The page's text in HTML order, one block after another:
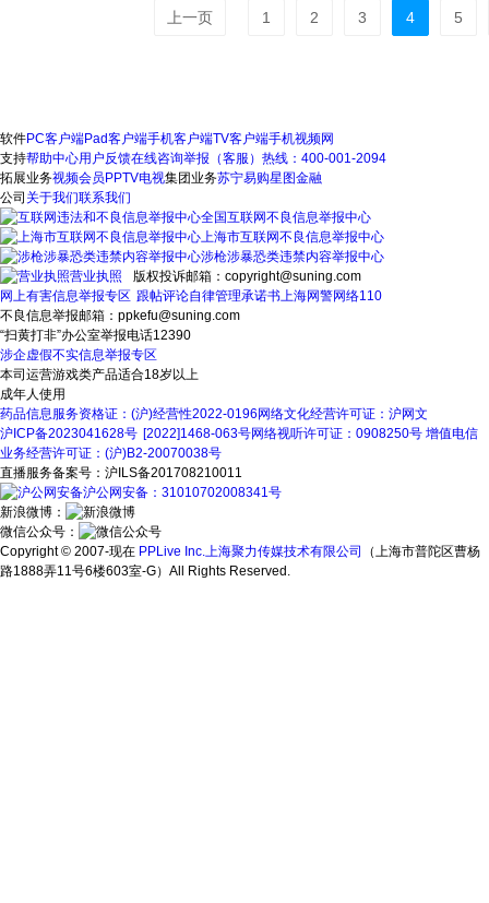
上一页 1 2 3 4 5
软件PC客户端Pad客户端手机客户端TV客户端手机视频网
支持帮助中心用户反馈在线咨询举报（客服）热线：400-001-2094
拓展业务视频会员 PPTV电视集团业务苏宁易购星图金融
公司 关于我们联系我们
全国互联网不良信息举报中心
上海市互联网不良信息举报中心
涉枪涉暴恐类违禁内容举报中心
营业执照
版权投诉邮箱：copyright@suning.com
跟帖评论自律管理承诺书
网上有害信息举报专区
上海网警网络110
不良信息举报邮箱：ppkefu@suning.com
“扫黄打非”办公室举报电话12390
涉企虚假不实信息举报专区
本司运营游戏类产品适合18岁以上
成年人使用
药品信息服务资格证：(沪)经营性2022-0196 网络文化经营许可证：沪网文
[2022]1468-063号
沪ICP备2023041628号 网络视听许可证：0908250号 增值电信
业务经营许可证：(沪)B2-20070038号
直播服务备案号：沪ILS备201708210011
沪公网安备：31010702008341号
新浪微博：
微信公众号：
Copyright © 2007-现在 PPLive Inc.上海聚力传媒技术有限公司
（上海市普陀区曹杨
路1888弄11号6楼603室-G）All Rights Reserved.